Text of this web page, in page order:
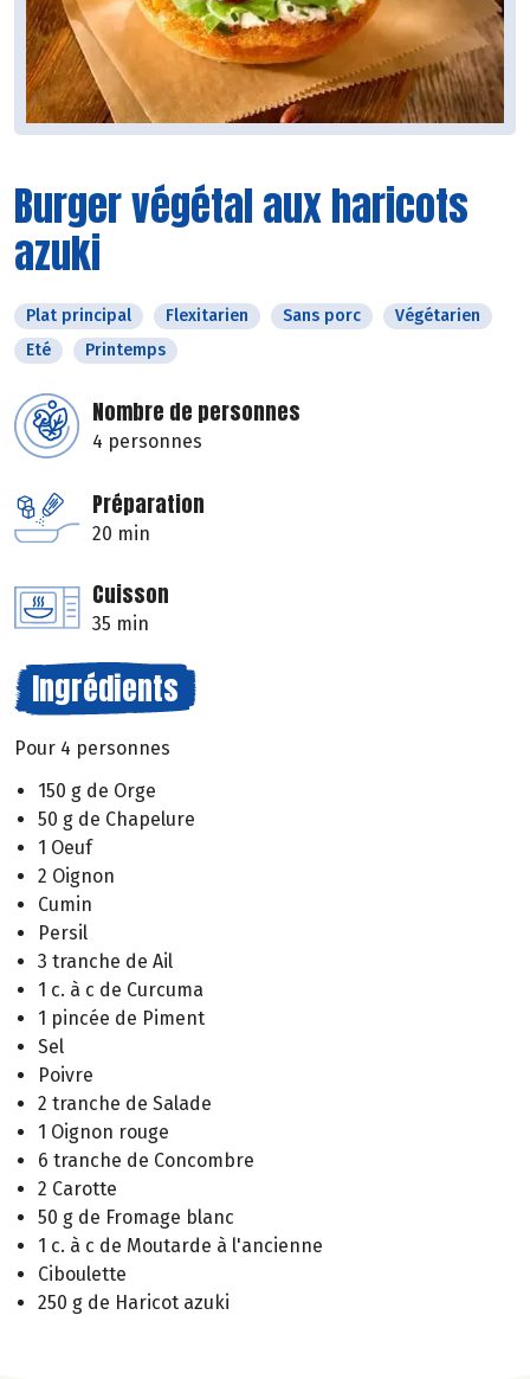
Burger végétal aux haricots
azuki
Plat principal Flexitarien Sans porc
Végétarien
Eté
Printemps
Nombre de personnes
4 personnes
Préparation
20 min
Cuisson
35 min
Ingrédients
Pour 4 personnes
150 g de Orge
50 g de Chapelure
1 Oeuf
2 Oignon
Cumin
Persil
3 tranche de Ail
1 c. à c de Curcuma
1 pincée de Piment
Sel
Poivre
2 tranche de Salade
1 Oignon rouge
6 tranche de Concombre
2 Carotte
50 g de Fromage blanc
1 c. à c de Moutarde à l'ancienne
Ciboulette
250 g de Haricot azuki